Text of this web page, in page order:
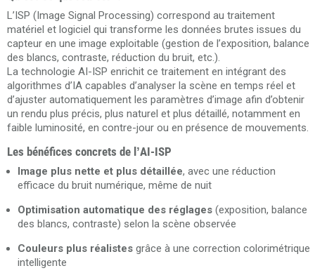
L’ISP (Image Signal Processing) correspond au traitement
matériel et logiciel qui transforme les données brutes issues du
capteur en une image exploitable (gestion de l’exposition, balance
des blancs, contraste, réduction du bruit, etc.).
La technologie AI-ISP enrichit ce traitement en intégrant des
algorithmes d’IA capables d’analyser la scène en temps réel et
d’ajuster automatiquement les paramètres d’image afin d’obtenir
un rendu plus précis, plus naturel et plus détaillé, notamment en
faible luminosité, en contre-jour ou en présence de mouvements.
Les bénéfices concrets de l’AI-ISP
Image plus nette et plus détaillée, avec une réduction
efficace du bruit numérique, même de nuit
Optimisation automatique des réglages (exposition, balance
des blancs, contraste) selon la scène observée
Couleurs plus réalistes grâce à une correction colorimétrique
intelligente